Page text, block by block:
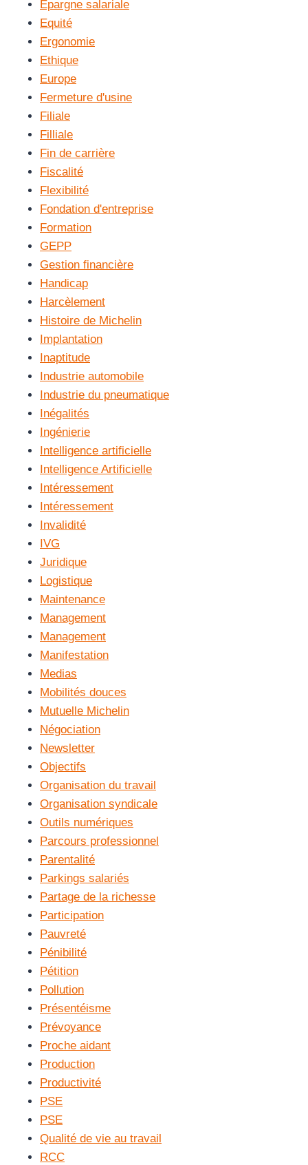
Epargne salariale
Equité
Ergonomie
Ethique
Europe
Fermeture d'usine
Filiale
Filliale
Fin de carrière
Fiscalité
Flexibilité
Fondation d'entreprise
Formation
GEPP
Gestion financière
Handicap
Harcèlement
Histoire de Michelin
Implantation
Inaptitude
Industrie automobile
Industrie du pneumatique
Inégalités
Ingénierie
Intelligence artificielle
Intelligence Artificielle
Intéressement
Intéressement
Invalidité
IVG
Juridique
Logistique
Maintenance
Management
Management
Manifestation
Medias
Mobilités douces
Mutuelle Michelin
Négociation
Newsletter
Objectifs
Organisation du travail
Organisation syndicale
Outils numériques
Parcours professionnel
Parentalité
Parkings salariés
Partage de la richesse
Participation
Pauvreté
Pénibilité
Pétition
Pollution
Présentéisme
Prévoyance
Proche aidant
Production
Productivité
PSE
PSE
Qualité de vie au travail
RCC